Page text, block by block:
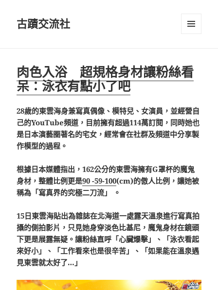
古蹟交流社
肉色入浴 超規格身材讓粉絲看
呆：泳衣有點小了吧
28歲的東雲海身兼寫真偶像、模特兒、女演員，並經營自
己的YouTube頻道，目前擁有超過114萬訂閱，同時她也
是日本演藝圈著名的宅女，經常會在社群及頻道中分享製
作模型的過程。
根據日本媒體指出，162公分的東雲海擁有G罩杯的魔鬼
身材，整體比例更是90 -59-100(cm)的傲人比例，讓她被
稱為「寫真界的究極二刀流」 。
15日東雲海貼出為雜誌在北海道一處露天溫泉進行寫真拍
攝的側拍影片，只見她身穿淡色比基尼，魔鬼身材在鏡頭
下更是展露無疑。讓粉絲直呼「心臟爆擊」、「泳衣看起
來好小」、「工作看來也是很辛苦」、「如果能在溫泉遇
見東雲就太好了…」